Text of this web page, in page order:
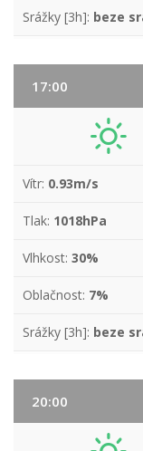
Srážky [3h]: beze
17:00
Vítr: 0.93m/s
Tlak: 1018hPa
Vlhkost: 30%
Oblačnost: 7%
Srážky [3h]: beze
20:00